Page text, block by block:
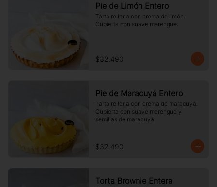
Pie de Limón Entero
Tarta rellena con crema de limón.
Cubierta con suave merengue.
$32.490
Pie de Maracuyá Entero
Tarta rellena con crema de maracuyá.
Cubierta con suave merengue y
semillas de maracuyá
$32.490
Torta Brownie Entera